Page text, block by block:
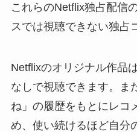
これらのNetflix独占配信
スでは視聴できない独占
Netflixのオリジナル作品
なしで視聴できます。ま
ね」の履歴をもとにレコ
め、使い続けるほど自分